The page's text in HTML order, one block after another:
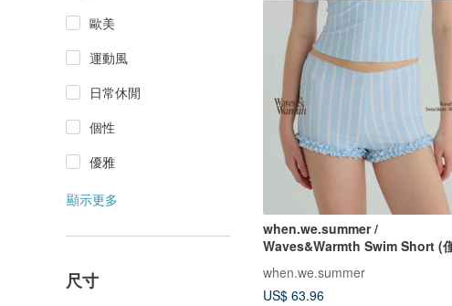
歐美
運動風
日常休閒
個性
優雅
顯示更多
尺寸
when.we.summer /
Waves&Warmth Swim Short (
裝)
when.we.summer
US$ 63.96